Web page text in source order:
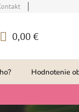
0,00 €
Hodnotenie